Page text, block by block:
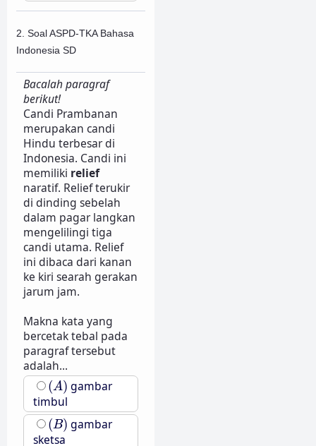
2. Soal ASPD-TKA Bahasa
Indonesia SD
Bacalah paragraf
berikut!
Candi Prambanan
merupakan candi
Hindu terbesar di
Indonesia. Candi ini
memiliki relief
naratif. Relief terukir
di dinding sebelah
dalam pagar langkan
mengelilingi tiga
candi utama. Relief
ini dibaca dari kanan
ke kiri searah gerakan
jarum jam.
Makna kata yang
bercetak tebal pada
paragraf tersebut
adalah...
(A)
(A) gambar
timbul
(B)
(B) gambar
sketsa